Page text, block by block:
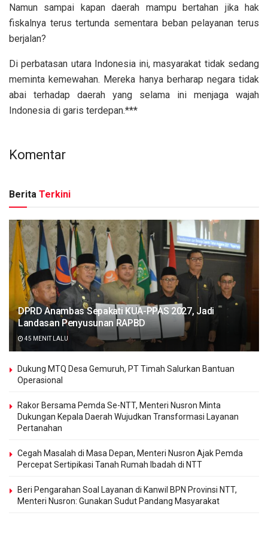
Namun sampai kapan daerah mampu bertahan jika hak
fiskalnya terus tertunda sementara beban pelayanan terus
berjalan?
Di perbatasan utara Indonesia ini, masyarakat tidak sedang
meminta kemewahan. Mereka hanya berharap negara tidak
abai terhadap daerah yang selama ini menjaga wajah
Indonesia di garis terdepan.***
Komentar
Berita Terkini
DPRD Anambas Sepakati KUA-PPAS 2027, Jadi
Landasan Penyusunan RAPBD
45 MENIT LALU
Dukung MTQ Desa Gemuruh, PT Timah Salurkan Bantuan
Operasional
Rakor Bersama Pemda Se-NTT, Menteri Nusron Minta
Dukungan Kepala Daerah Wujudkan Transformasi Layanan
Pertanahan
Cegah Masalah di Masa Depan, Menteri Nusron Ajak Pemda
Percepat Sertipikasi Tanah Rumah Ibadah di NTT
Beri Pengarahan Soal Layanan di Kanwil BPN Provinsi NTT,
Menteri Nusron: Gunakan Sudut Pandang Masyarakat